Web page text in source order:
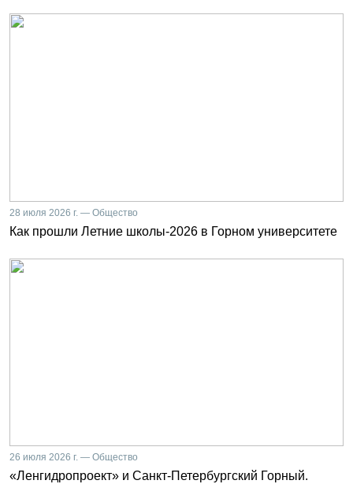
28 июля 2026 г. — Общество
Как прошли Летние школы-2026 в Горном университете
26 июля 2026 г. — Общество
«Ленгидропроект» и Санкт-Петербургский Горный.